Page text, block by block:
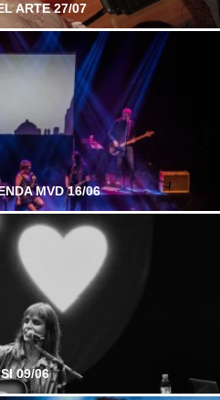
ARTE 27/07
MVD 16/06
09/06